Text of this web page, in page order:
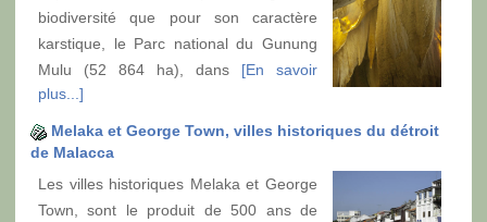
biodiversité que pour son caractère
karstique, le Parc national du Gunung
Mulu (52 864 ha), dans [En savoir
plus...]
Melaka et George Town, villes historiques du détroit
de Malacca
Les villes historiques Melaka et George
Town, sont le produit de 500 ans de